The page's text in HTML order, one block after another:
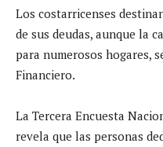
Los costarricenses
de sus deudas, aunque la
para numerosos hogares,
Financiero.
La Tercera Encuesta
revela que las personas